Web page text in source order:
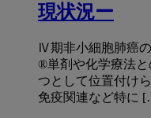
現状況ー
Ⅳ期⾮⼩細胞肺癌
®単剤や化学療法
つとして位置付け
免疫関連など特に